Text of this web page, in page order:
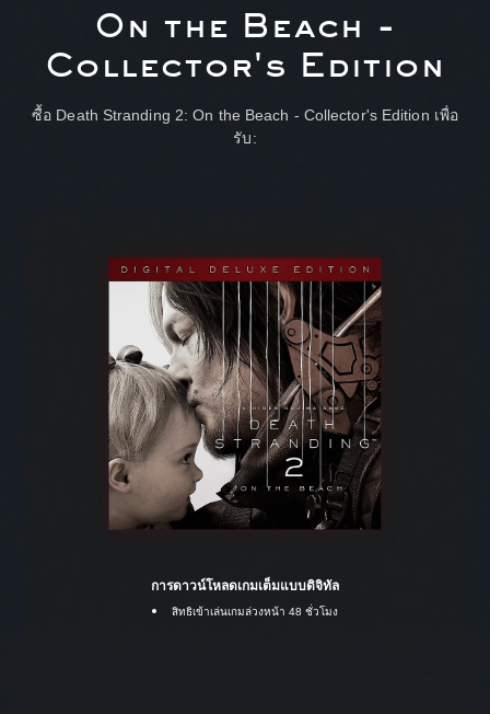
On the Beach -
Collector's Edition
ซื้อ Death Stranding 2: On the Beach - Collector's Edition เพื่อ
รับ:
การดาวน์โหลดเกมเต็มแบบดิจิทัล
สิทธิเข้าเล่นเกมล่วงหน้า 48 ชั่วโมง